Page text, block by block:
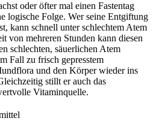
oder öfter mal einen Fastentag
logische Folge. Wer seine Entgiftung
kann schnell unter schlechtem Atem
von mehreren Stunden kann diesen
schlechten, säuerlichen Atem
Fall zu frisch gepresstem
und den Körper wieder ins
stillt er auch das
Vitaminquelle.